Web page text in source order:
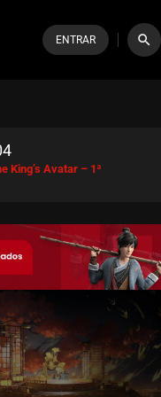
ENTRAR search
King’s Avatar – 1ª